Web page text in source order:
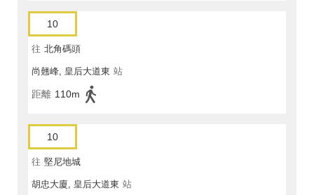
10
往 北角碼頭
尚翹峰, 皇后大道東 站
距離 110m
10
往 堅尼地城
胡忠大廈, 皇后大道東 站